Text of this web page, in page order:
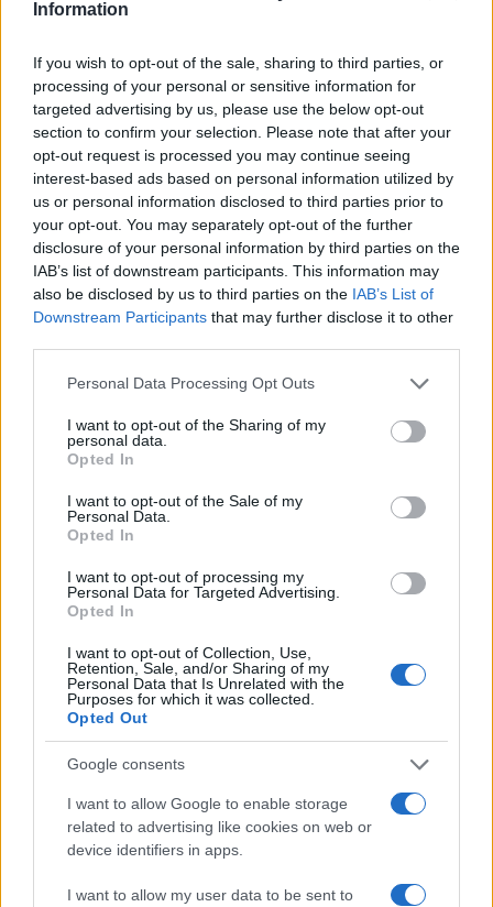
Information
If you wish to opt-out of the sale, sharing to third parties, or
processing of your personal or sensitive information for
targeted advertising by us, please use the below opt-out
section to confirm your selection. Please note that after your
opt-out request is processed you may continue seeing
interest-based ads based on personal information utilized by
us or personal information disclosed to third parties prior to
your opt-out. You may separately opt-out of the further
disclosure of your personal information by third parties on the
IAB’s list of downstream participants. This information may
also be disclosed by us to third parties on the IAB’s List of
Downstream Participants that may further disclose it to other
Please note that this website/app uses one or more Google
not limited to your visit or usage behaviour. You may click to
grant or deny consent to Google and its third-party tags to
use your data for below specified purposes in below Google
consent section.
Personal Data Processing Opt Outs
I want to opt-out of the Sharing of my
personal data.
Opted In
I want to opt-out of the Sale of my
Personal Data.
Opted In
I want to opt-out of processing my
Personal Data for Targeted Advertising.
Opted In
I want to opt-out of Collection, Use,
Retention, Sale, and/or Sharing of my
Personal Data that Is Unrelated with the
Purposes for which it was collected.
Opted Out
Google consents
I want to allow Google to enable storage
related to advertising like cookies on web or
device identifiers in apps.
I want to allow my user data to be sent to
su capacidad para adaptarse a las críticas y
equitativa.
AUTOR
María Vázquez
María Vázquez, zaragozana de 38 años con
gafas y mirada analítica, rememora haber
cubierto la crecida del Ebro en 2015 desde la
ribera del Actur. Afirma la necesidad de rigor
y contexto en cada pieza; es licenciada en
urbana y políticas públicas.